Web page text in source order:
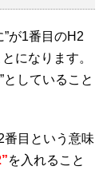
”が1番目のH2
になります。
としていること
番目という意味
を入れること